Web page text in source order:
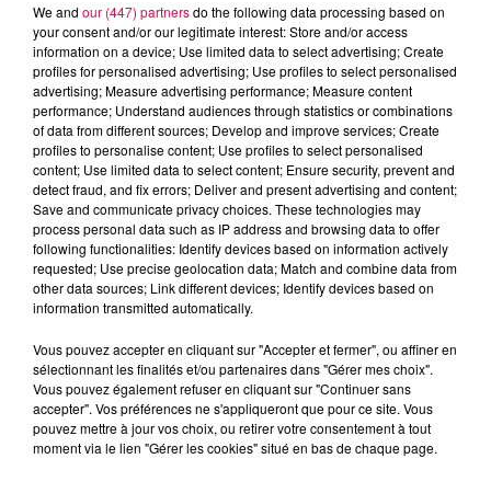
Flash infos
Crédit :Flash infos
podcasts/2024/06/19h-8.mp3
We and our (447) partnersdo the following data processing based on
your consent and/or our legitimate interest: Store and/or access
information on a device; Use limited data to select advertising; Create
profiles for personalised advertising; Use profiles to select personalised
advertising; Measure advertising performance; Measure content
performance; Understand audiences through statistics or combinations
of data from different sources; Develop and improve services; Create
profiles to personalise content; Use profiles to select personalised
content; Use limited data to select content; Ensure security, prevent and
detect fraud, and fix errors; Deliver and present advertising and content;
Save and communicate privacy choices. These technologies may
process personal data such as IP address and browsing data to offer
following functionalities: Identify devices based on information actively
requested; Use precise geolocation data; Match and combine data from
other data sources; Link different devices; Identify devices based on
information transmitted automatically.
Vous pouvez accepter en cliquant sur "Accepter et fermer", ou affiner en
sélectionnant les finalités et/ou partenaires dans "Gérer mes choix".
Vous pouvez également refuser en cliquant sur "Continuer sans
accepter". Vos préférences ne s'appliqueront que pour ce site. Vous
pouvez mettre à jour vos choix, ou retirer votre consentement à tout
moment via le lien "Gérer les cookies" situé en bas de chaque page.